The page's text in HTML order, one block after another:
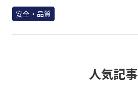
安全・品質
人気記事